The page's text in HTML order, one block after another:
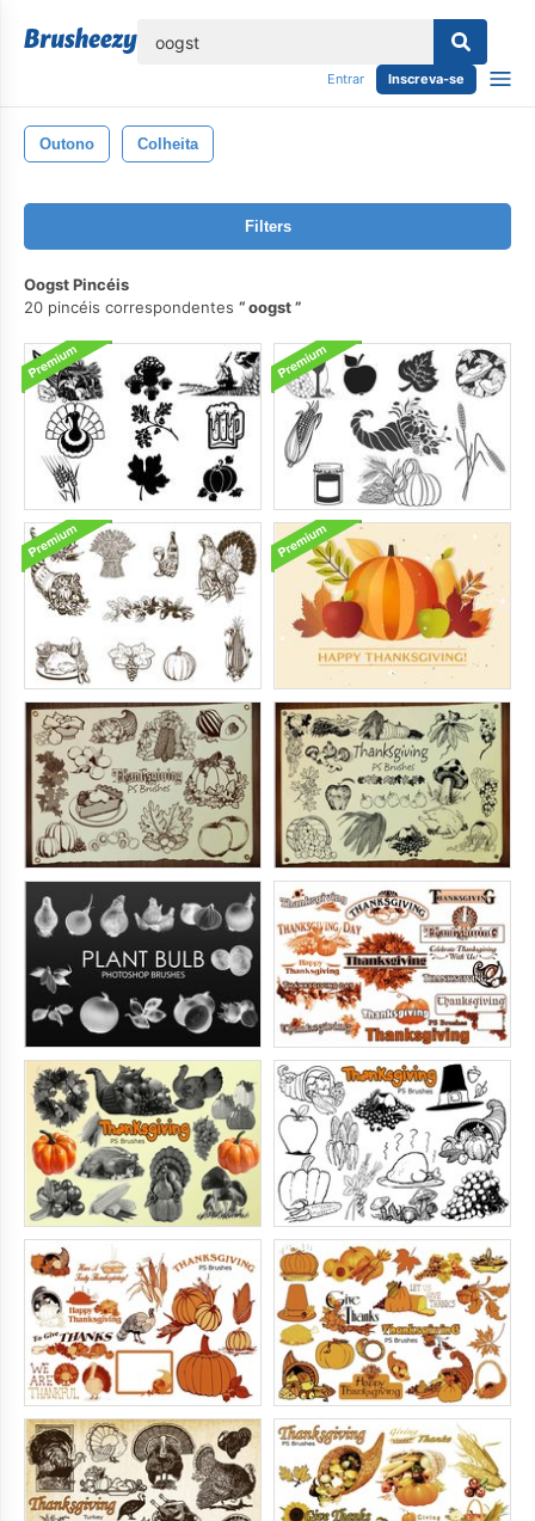
Entrar Inscreva-se
Outono Colheita
Filters
Oogst Pincéis
20 pincéis correspondentes
oogst